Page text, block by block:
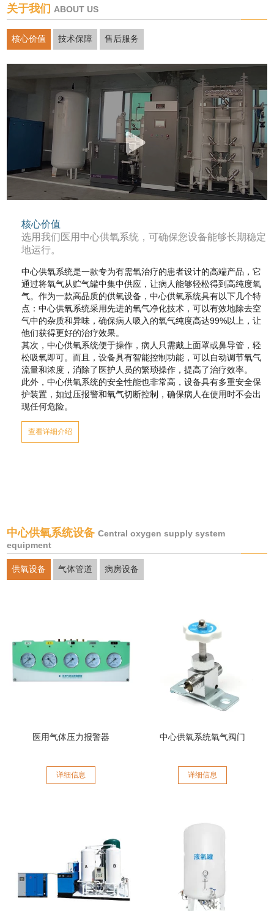
关于我们 ABOUT US
核心价值 技术保障 售后服务
核心价值
选用我们医用中心供氧系统，可确保您设备能够长期稳定
地运行。
中心供氧系统是一款专为有需氧治疗的患者设计的高端产品，它
通过将氧气从贮气罐中集中供应，让病人能够轻松得到高纯度氧
气。作为一款高品质的供氧设备，中心供氧系统具有以下几个特
点：中心供氧系统采用先进的氧气净化技术，可以有效地除去空
气中的杂质和异味，确保病人吸入的氧气纯度高达99%以上，让
他们获得更好的治疗效果。
其次，中心供氧系统便于操作，病人只需戴上面罩或鼻导管，轻
松吸氧即可。而且，设备具有智能控制功能，可以自动调节氧气
流量和浓度，消除了医护人员的繁琐操作，提高了治疗效率。
此外，中心供氧系统的安全性能也非常高，设备具有多重安全保
护装置，如过压报警和氧气切断控制，确保病人在使用时不会出
现任何危险。
查看详细介绍
中心供氧系统设备 Central oxygen supply system
equipment
供氧设备 气体管道 病房设备
医用气体压力报警器
详细信息
中心供氧系统氧气阀门
详细信息